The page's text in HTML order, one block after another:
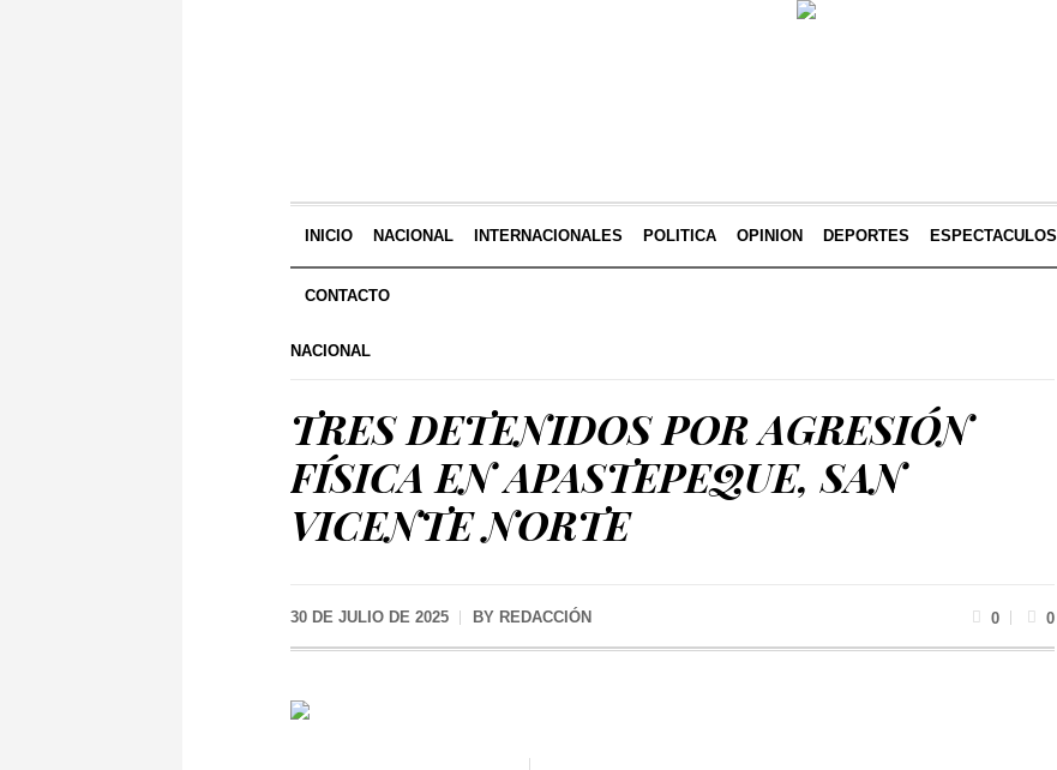
INICIO NACIONAL INTERNACIONALES POLITICA OPINION DEPORTES ESPECTACULOS
CONTACTO
NACIONAL
TRES DETENIDOS POR AGRESIÓN
FÍSICA EN APASTEPEQUE, SAN
VICENTE NORTE
30 DE JULIO DE 2025 BY REDACCIÓN 0 0